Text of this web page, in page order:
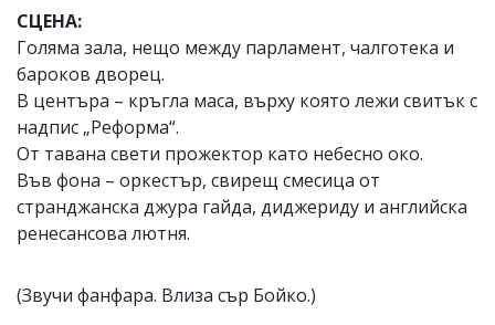
СЦЕНА:
Голяма зала, нещо между парламент, чалготека и
бароков дворец.
В центъра – кръгла маса, върху която лежи свитък с
надпис „Реформа“.
От тавана свети прожектор като небесно око.
Във фона – оркестър, свирещ смесица от
странджанска джура гайда, диджериду и английска
ренесансова лютня.
(Звучи фанфара. Влиза сър Бойко.)